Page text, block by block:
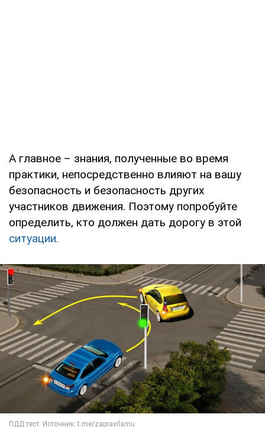
А главное – знания, полученные во время
практики, непосредственно влияют на вашу
безопасность и безопасность других
участников движения. Поэтому попробуйте
определить, кто должен дать дорогу в этой
ситуации.